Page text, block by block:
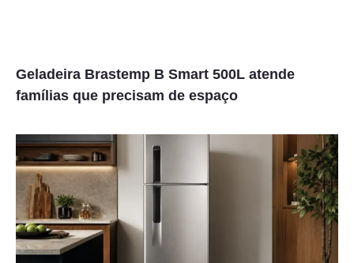
Geladeira Brastemp B Smart 500L atende
famílias que precisam de espaço